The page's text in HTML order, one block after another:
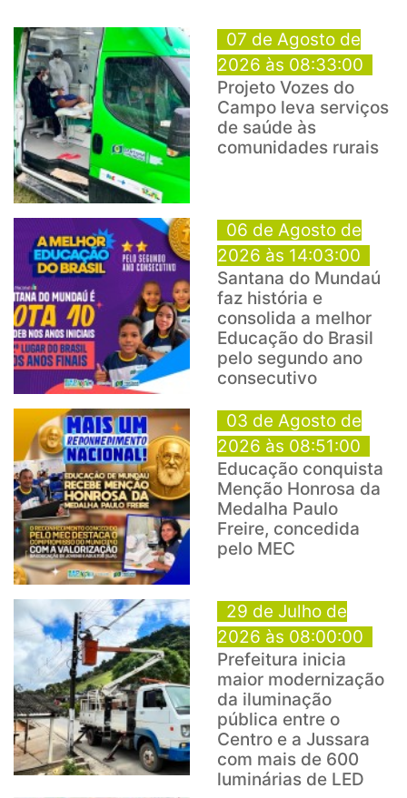
07 de Agosto de
2026 às 08:33:00
Projeto Vozes do
Campo leva serviços
de saúde às
comunidades rurais
06 de Agosto de
2026 às 14:03:00
Santana do Mundaú
faz história e
consolida a melhor
Educação do Brasil
pelo segundo ano
consecutivo
03 de Agosto de
2026 às 08:51:00
Educação conquista
Menção Honrosa da
Medalha Paulo
Freire, concedida
pelo MEC
29 de Julho de
2026 às 08:00:00
Prefeitura inicia
maior modernização
da iluminação
pública entre o
Centro e a Jussara
com mais de 600
luminárias de LED